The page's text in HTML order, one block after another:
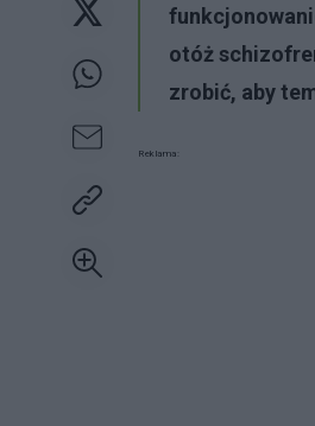
otóż
zrobić, aby
Reklama: